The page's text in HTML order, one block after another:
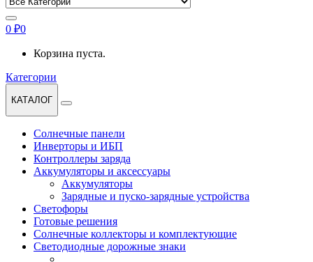
0 ₽0
Корзина пуста.
Категории
КАТАЛОГ
Солнечные панели
Инверторы и ИБП
Контроллеры заряда
Аккумуляторы и аксессуары
Аккумуляторы
Зарядные и пуско-зарядные устройства
Светофоры
Готовые решения
Солнечные коллекторы и комплектующие
Светодиодные дорожные знаки